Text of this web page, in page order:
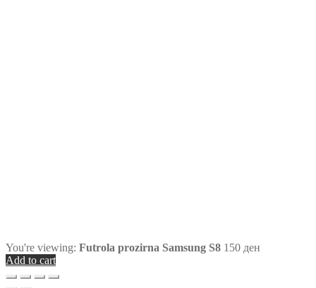
You're viewing: Futrola prozirna Samsung S8 150 ден
Add to cart